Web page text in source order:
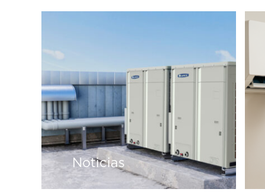
Noticias